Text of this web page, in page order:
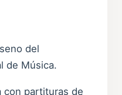
del
de Música.
con partituras de